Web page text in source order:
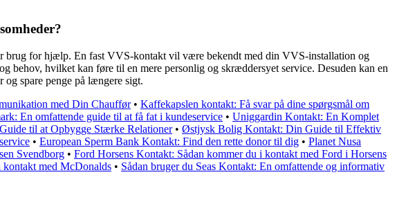
brug for hjælp. En fast VVS-kontakt vil være bekendt med din VVS-installation og
behov, hvilket kan føre til en mere personlig og skræddersyet service. Desuden kan en
spare penge på længere sigt.
med Din Chauffør• Kaffekapslen kontakt: Få svar på dine spørgsmål om
En omfattende guide til at få fat i kundeservice • Uniggardin Kontakt: En Komplet
til at Opbygge Stærke Relationer• Østjysk Bolig Kontakt: Din Guide til Effektiv
• European Sperm Bank Kontakt: Find den rette donor til dig • Planet Nusa
Svendborg • Ford Horsens Kontakt: Sådan kommer du i kontakt med Ford i Horsens
med McDonalds • Sådan bruger du Seas Kontakt: En omfattende og informativ